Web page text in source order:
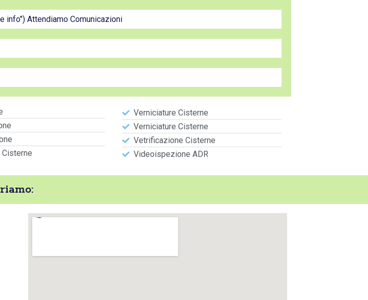
info") Attendiamo Comunicazioni
Cisterne
Verniciature Cisterne
Verniciature Cisterne
Vetrificazione Cisterne
Videoispezione ADR